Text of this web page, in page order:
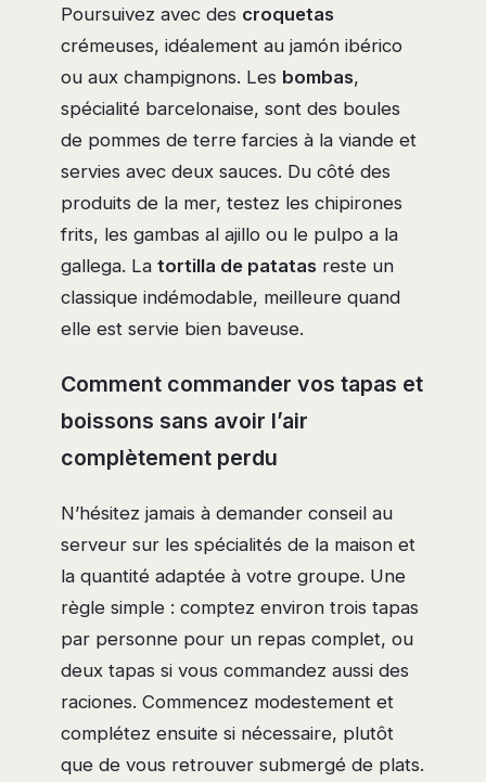
Poursuivez avec des croquetas
crémeuses, idéalement au jamón ibérico
ou aux champignons. Les bombas,
spécialité barcelonaise, sont des boules
de pommes de terre farcies à la viande et
servies avec deux sauces. Du côté des
produits de la mer, testez les chipirones
frits, les gambas al ajillo ou le pulpo a la
gallega. La tortilla de patatas reste un
classique indémodable, meilleure quand
elle est servie bien baveuse.
Comment commander vos tapas et
boissons sans avoir l’air
complètement perdu
N’hésitez jamais à demander conseil au
serveur sur les spécialités de la maison et
la quantité adaptée à votre groupe. Une
règle simple : comptez environ trois tapas
par personne pour un repas complet, ou
deux tapas si vous commandez aussi des
raciones. Commencez modestement et
complétez ensuite si nécessaire, plutôt
que de vous retrouver submergé de plats.